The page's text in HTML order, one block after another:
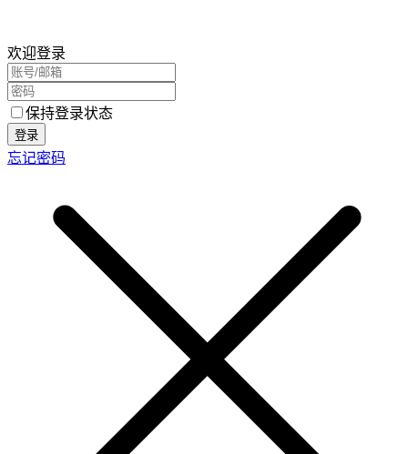
欢迎登录
保持登录状态
登录
忘记密码